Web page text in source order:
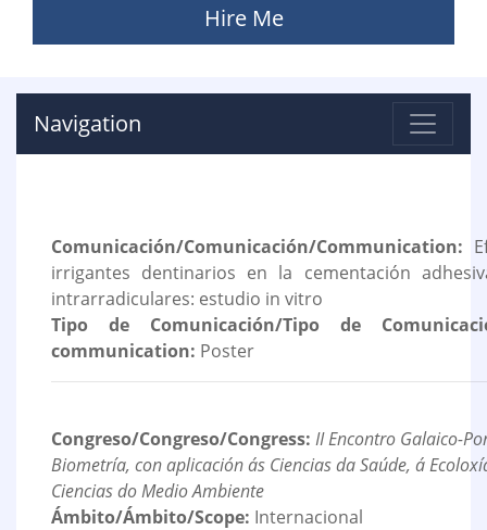
Hire Me
Navigation
Comunicación/Comunicación/Communication:
irrigantes dentinarios en la cementación
intrarradiculares: estudio in vitro
Tipo de Comunicación/Tipo de
communication: Poster
Congreso/Congreso/Congress: II Encontro Galaico-
Biometría, con aplicación ás Ciencias da Saúde, á
Ciencias do Medio Ambiente
Ámbito/Ámbito/Scope: Internacional